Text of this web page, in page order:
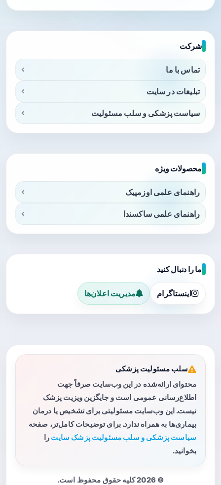
شرکت
تماس با ما
تبلیغات در سایت
سیاست پزشکی و سلب مسئولیت
محصولات ویژه
راهنمای علمی اوزمپیک
راهنمای علمی ساکسندا
ما را دنبال کنید
اینستاگرام مدیریت اعلان‌ها
سلب مسئولیت پزشکی
محتوای ارائه‌شده در این وب‌سایت صرفاً جهت
اطلاع‌رسانی عمومی است و جایگزین ویزیت پزشک
نیست. این وب‌سایت مسئولیتی برای تشخیص یا درمان
بیماری‌ها به همراه ندارد. برای توضیحات کامل‌تر، صفحه
سیاست پزشکی و سلب مسئولیت پزشک سایت را
بخوانید.
© 2026 کلیه حقوق محفوظ است.